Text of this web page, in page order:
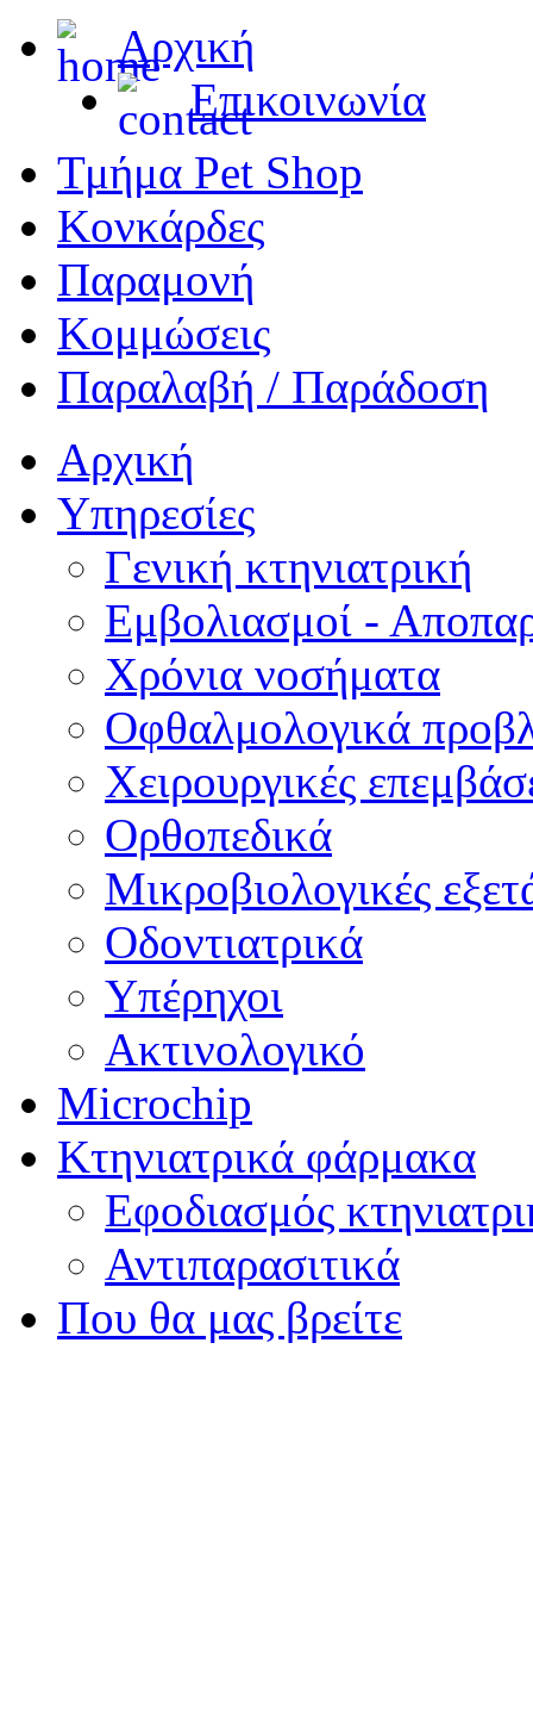
Αρχική
Επικοινωνία
Τμήμα Pet Shop
Κονκάρδες
Παραμονή
Κομμώσεις
Παραλαβή / Παράδοση
Αρχική
Υπηρεσίες
Γενική κτηνιατρική
Εμβολιασμοί -
Χρόνια νοσήματα
Οφθαλμολογικά
Χειρουργικές
Ορθοπεδικά
Μικροβιολογικές
Οδοντιατρικά
Υπέρηχοι
Ακτινολογικό
Microchip
Κτηνιατρικά φάρμακα
Εφοδιασμός
Αντιπαρασιτικά
Που θα μας βρείτε